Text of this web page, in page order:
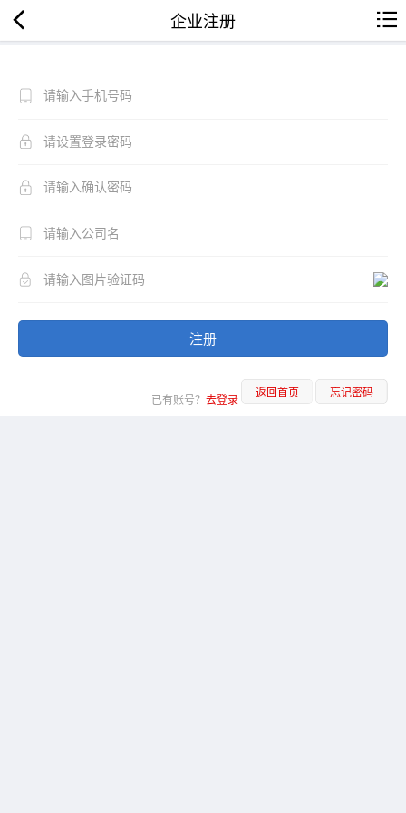
企业注册
注册
已有账号？ 去登录 返回首页 忘记密码